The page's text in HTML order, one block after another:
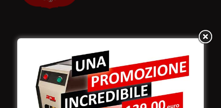
Stabilimento
e produzione:
Viale Croazia 8 (Z.I.)